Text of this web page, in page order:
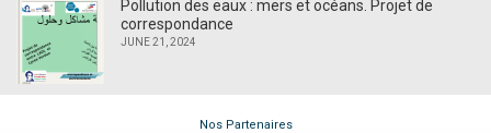
Pollution des eaux : mers et océans. Projet de
correspondance
JUNE 21, 2024
Nos Partenaires